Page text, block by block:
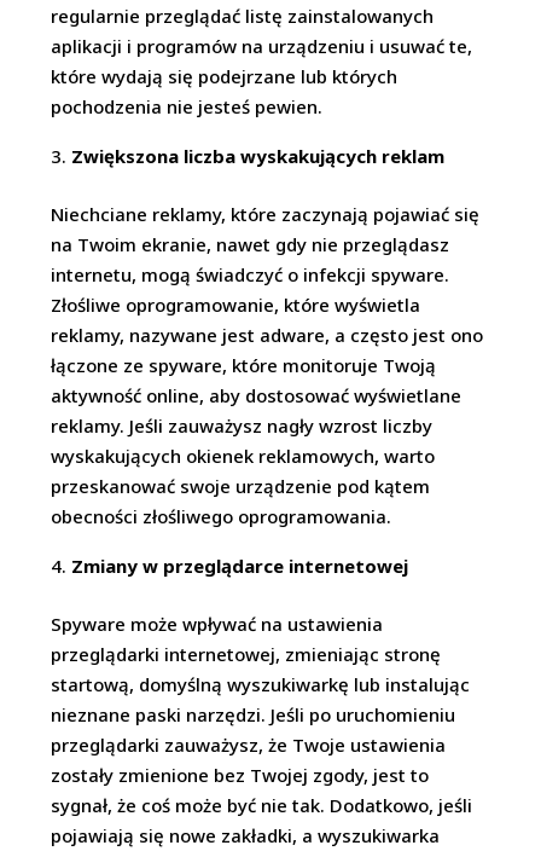
regularnie przeglądać listę zainstalowanych
aplikacji i programów na urządzeniu i usuwać te,
które wydają się podejrzane lub których
pochodzenia nie jesteś pewien.
Zwiększona liczba wyskakujących reklam
Niechciane reklamy, które zaczynają pojawiać się
na Twoim ekranie, nawet gdy nie przeglądasz
internetu, mogą świadczyć o infekcji spyware.
Złośliwe oprogramowanie, które wyświetla
reklamy, nazywane jest adware, a często jest ono
łączone ze spyware, które monitoruje Twoją
aktywność online, aby dostosować wyświetlane
reklamy. Jeśli zauważysz nagły wzrost liczby
wyskakujących okienek reklamowych, warto
przeskanować swoje urządzenie pod kątem
obecności złośliwego oprogramowania.
Zmiany w przeglądarce internetowej
Spyware może wpływać na ustawienia
przeglądarki internetowej, zmieniając stronę
startową, domyślną wyszukiwarkę lub instalując
nieznane paski narzędzi. Jeśli po uruchomieniu
przeglądarki zauważysz, że Twoje ustawienia
zostały zmienione bez Twojej zgody, jest to
sygnał, że coś może być nie tak. Dodatkowo, jeśli
pojawiają się nowe zakładki, a wyszukiwarka